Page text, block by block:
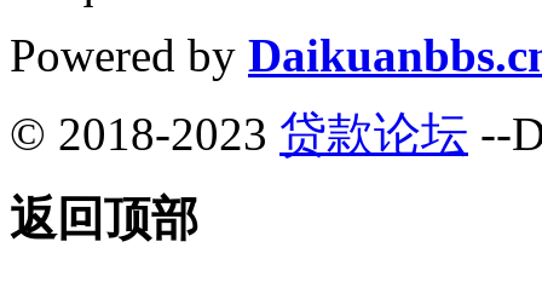
Powered by
© 2018-2023 贷款论坛 --
返回顶部